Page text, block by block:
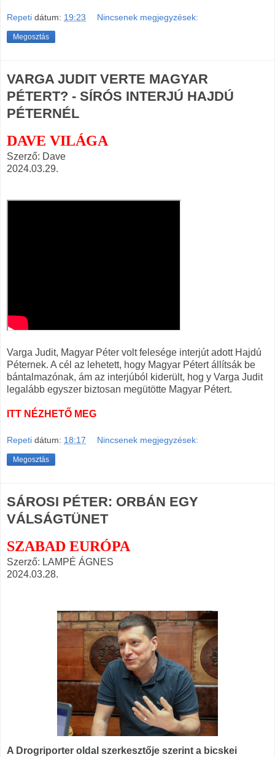
Repeti dátum: 19:23 Nincsenek megjegyzések:
Megosztás
VARGA JUDIT VERTE MAGYAR
PÉTERT? - SÍRÓS INTERJÚ HAJDÚ
PÉTERNÉL
DAVE VILÁGA
Szerző: Dave
2024.03.29.
Varga Judit, Magyar Péter volt felesége interjút adott Hajdú
Péternek. A cél az lehetett, hogy Magyar Pétert állítsák be
bántalmazónak, ám az interjúból kiderült, hog y Varga Judit
legalább egyszer biztosan megütötte Magyar Pétert.
ITT NÉZHETŐ MEG
Repeti dátum: 18:17 Nincsenek megjegyzések:
Megosztás
SÁROSI PÉTER: ORBÁN EGY
VÁLSÁGTÜNET
SZABAD EURÓPA
Szerző: LAMPÉ ÁGNES
2024.03.28.
A Drogriporter oldal szerkesztője szerint a bicskei